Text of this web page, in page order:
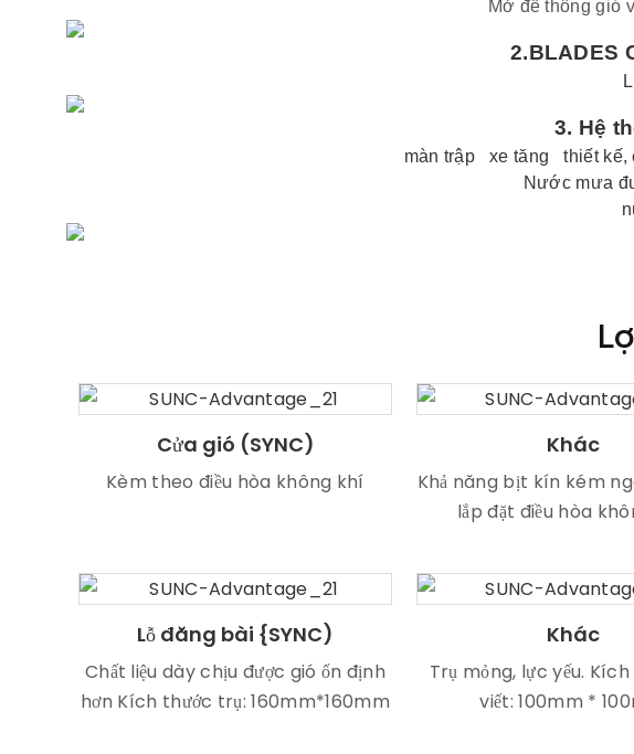
Mở để thông gió
2.BLADES
3. Hệ
màn trập xe tăng
thiết kế,
Nước mưa
Cửa gió (SYNC)
Kèm theo điều hòa không khí
Khác
Khả năng bịt kín kém
lắp đặt điều hòa
Lỗ đăng bài {SYNC)
Chất liệu dày chịu được gió ổn định
hơn Kích thước trụ: 160mm*160mm
Khác
Trụ mỏng, lực yếu.
viết: 100mm *